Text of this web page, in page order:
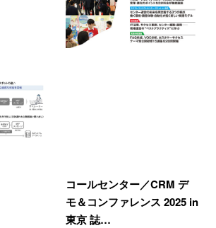
コールセンター／CRM デ
モ＆コンファレンス 2025 in
東京 誌…